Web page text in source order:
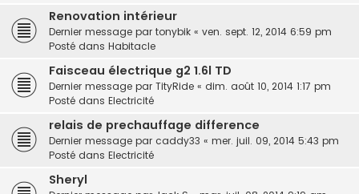
Renovation intérieur
Dernier message par tonybik « ven. sept. 12, 2014 6:59 pm
Posté dans Habitacle
Faisceau électrique g2 1.6l TD
Dernier message par TityRide « dim. août 10, 2014 1:17 pm
Posté dans Electricité
relais de prechauffage difference
Dernier message par caddy33 « mer. juil. 09, 2014 5:43 pm
Posté dans Electricité
Sheryl